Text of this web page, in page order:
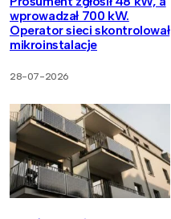
wprowadzał 700 kW.
Operator sieci skontrolował
mikroinstalacje
28-07-2026